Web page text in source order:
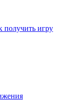
получить игру